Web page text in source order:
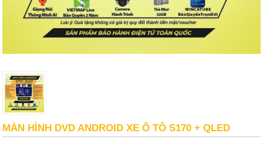
MÀN HÌNH DVD ANDROID XE Ô TÔ S170 + QLED